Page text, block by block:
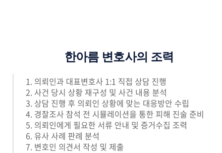
한아름 변호사의 조력
1. 의뢰인과 대표변호사 1:1 직접 상담 진행
2. 사건 당시 상황 재구성 및 사건 내용 분석
3. 상담 진행 후 의뢰인 상황에 맞는 대응방안 수립
4. 경찰조사 참석 전 시뮬레이션을 통한 피해 진술 준비
5. 의뢰인에게 필요한 서류 안내 및 증거수집 조력
6. 유사 사례 판례 분석
7. 변호인 의견서 작성 및 제출